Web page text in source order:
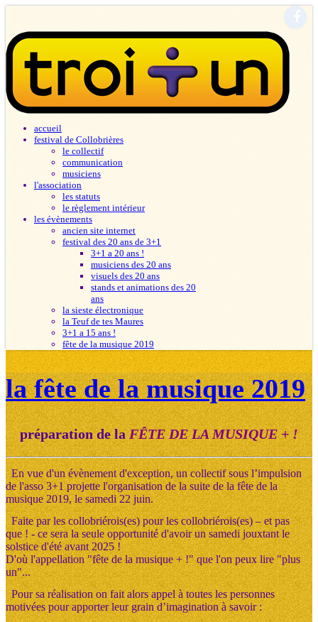
accueil
festival de Collobrières
le collectif
communication
musiciens
l'association
les statuts
le règlement intérieur
les évènements
ancien site internet
festival des 20 ans de 3+1
3+1 a 20 ans !
musiciens des 20 ans
visuels des 20 ans
stands et animations des 20
ans
la sieste électronique
la Teuf de tes Maures
3+1 a 15 ans !
fête de la musique 2019
la fête de la musique 2019
préparation de laFÊTE DE LA MUSIQUE + !
En vue d'un évènement d'exception, un collectif sous l’impulsion
de l'asso 3+1 projette l'organisation de la suite de la fête de la
musique 2019, le samedi 22 juin.
Faite par les collobriérois(es) pour les collobriérois(es) – et pas
que ! - ce sera la seule opportunité d'avoir un samedi jouxtant le
solstice d'été avant 2025 !
D'où l'appellation "fête de la musique + !" que l'on peux lire "plus
un"...
Pour sa réalisation on fait alors appel à toutes les personnes
motivées pour apporter leur grain d’imagination à savoir :